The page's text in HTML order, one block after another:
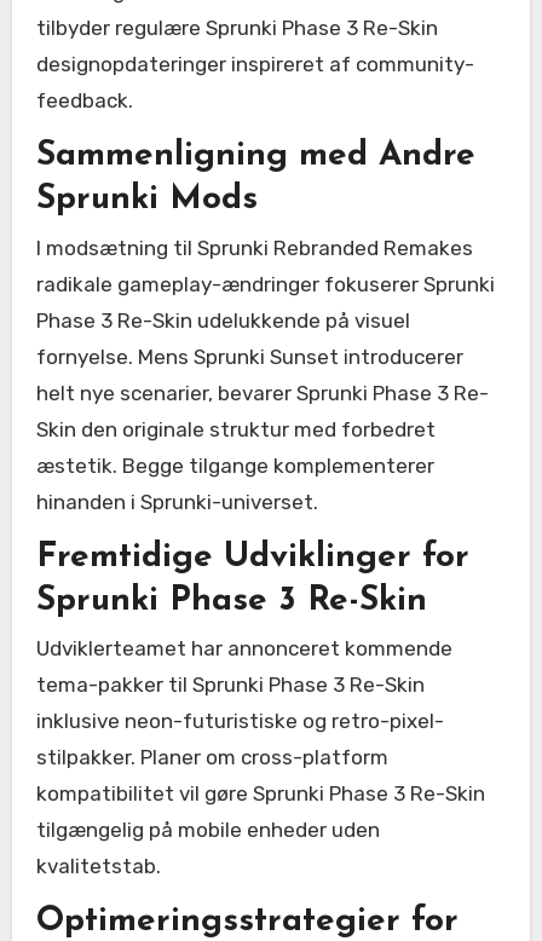
tilbyder regulære Sprunki Phase 3 Re-Skin
designopdateringer inspireret af community-
feedback.
Sammenligning med Andre
Sprunki Mods
I modsætning til Sprunki Rebranded Remakes
radikale gameplay-ændringer fokuserer Sprunki
Phase 3 Re-Skin udelukkende på visuel
fornyelse. Mens Sprunki Sunset introducerer
helt nye scenarier, bevarer Sprunki Phase 3 Re-
Skin den originale struktur med forbedret
æstetik. Begge tilgange komplementerer
hinanden i Sprunki-universet.
Fremtidige Udviklinger for
Sprunki Phase 3 Re-Skin
Udviklerteamet har annonceret kommende
tema-pakker til Sprunki Phase 3 Re-Skin
inklusive neon-futuristiske og retro-pixel-
stilpakker. Planer om cross-platform
kompatibilitet vil gøre Sprunki Phase 3 Re-Skin
tilgængelig på mobile enheder uden
kvalitetstab.
Optimeringsstrategier for